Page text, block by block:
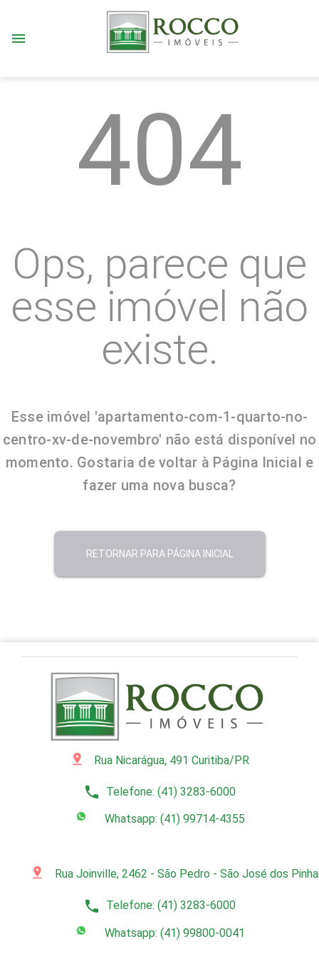
menu
pin_drop Rua Nicarágua, 491 Curitiba/PR
phone Telefone: (41) 3283-6000
Whatsapp: (41) 99714-4355
pin_drop Rua Joinville, 2462 - São Pedro - São José dos
phone Telefone: (41) 3283-6000
Whatsapp: (41) 99800-0041
404
Ops, parece que
esse imóvel não
existe.
Esse imóvel 'apartamento-com-1-quarto-no-
centro-xv-de-novembro' não está disponível no
momento. Gostaria de voltar à Página Inicial e
fazer uma nova busca?
RETORNAR PARA PÁGINA INICIAL